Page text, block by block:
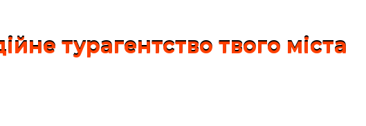
турагентство твого міста
турагентство твого міста